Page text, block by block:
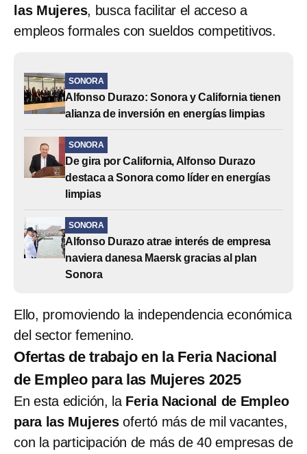
las Mujeres, busca facilitar el acceso a
empleos formales con sueldos competitivos.
SONORA
Alfonso Durazo: Sonora y California tienen
alianza de inversión en energías limpias
SONORA
De gira por California, Alfonso Durazo
destaca a Sonora como líder en energías
limpias
SONORA
Alfonso Durazo atrae interés de empresa
naviera danesa Maersk gracias al plan
Sonora
Ello, promoviendo la independencia económica
del sector femenino.
Ofertas de trabajo en la Feria Nacional
de Empleo para las Mujeres 2025
En esta edición, la Feria Nacional de Empleo
para las Mujeres ofertó más de mil vacantes,
con la participación de más de 40 empresas de